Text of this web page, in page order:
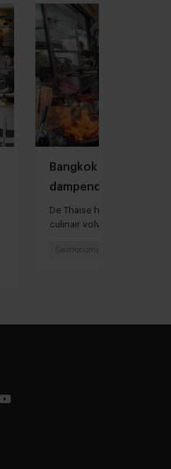
Bangkok is
dampende
De Thaise hoofdstad is in
culinair volwassen
Gastronomie